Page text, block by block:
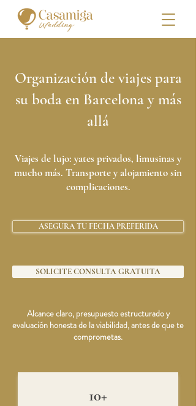
Organización de viajes para
su boda en Barcelona y más
allá
Viajes de lujo: yates privados, limusinas y
mucho más. Transporte y alojamiento sin
complicaciones.
ASEGURA TU FECHA PREFERIDA
SOLICITE CONSULTA GRATUITA
Alcance claro, presupuesto estructurado y
evaluación honesta de la viabilidad, antes de que te
comprometas.
10+